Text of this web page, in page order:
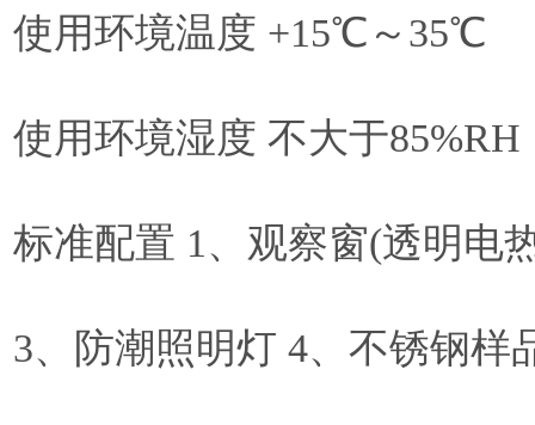
使用环境温度 +15℃～35℃
使用环境湿度 不大于85%RH
标准配置 1、观察窗(透明电
3、防潮照明灯 4、不锈钢样